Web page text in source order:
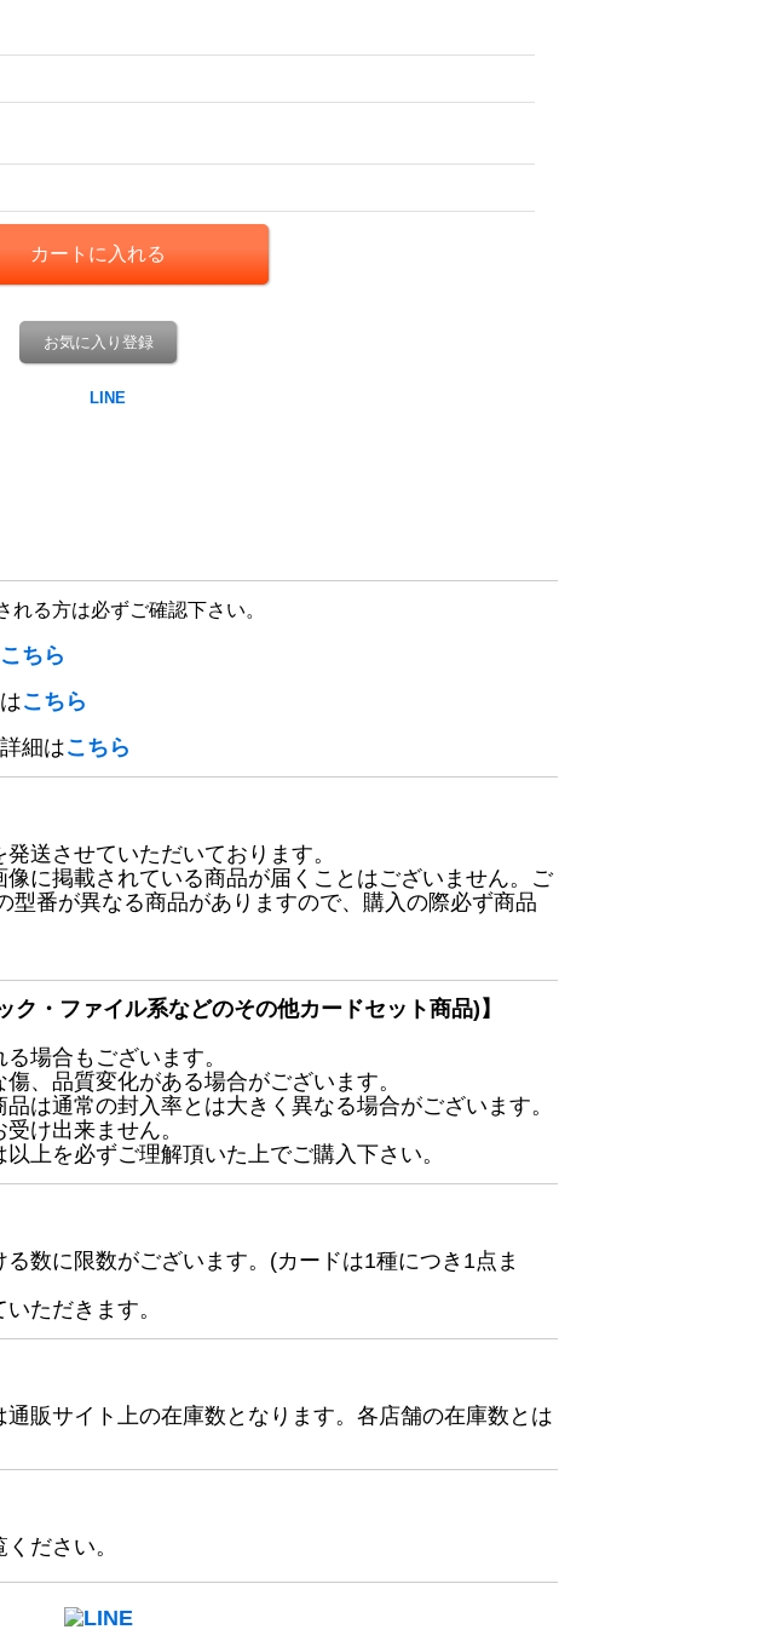
お気に入り登録
る方は必ずご確認下さい。
こちら
こちら
細はこちら
送させていただいております。
に掲載されている商品が届くことはございません。ご
型番が異なる商品がありますので、購入の際必ず商品
ク・ファイル系などのその他カードセット商品)】
場合もございます。
、品質変化がある場合がございます。
は通常の封入率とは大きく異なる場合がございます。
け出来ません。
上を必ずご理解頂いた上でご購入下さい。
数に限数がございます。(カードは1種につき1点ま
ただきます。
販サイト上の在庫数となります。各店舗の在庫数とは
ださい。